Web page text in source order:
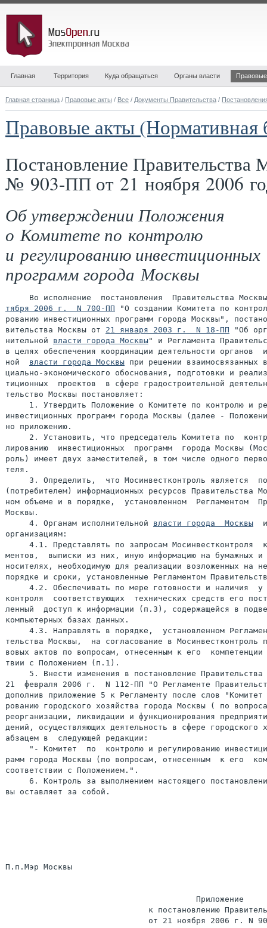
Главная Территория Куда обращаться Органы власти
Главная страница / Правовые акты / Все / Документы Правительства /
Правовые акты (Нормативная
Постановление Правительства
№ 903-ПП от 21 ноября 2006
Об утверждении Положения
о Комитете по контролю
и регулированию инвестиционных
программ города Москвы
Во исполнение  постановления  Правительства
тября 2006 г.  N 700-ПП "О создании Комитета по
рованию инвестиционных программ города Москвы",
вительства Москвы от 21 января 2003 г.  N 18-ПП "Об
нительной власти города Москвы" и Регламента
в целях обеспечения координации деятельности органов
ной власти города Москвы при решении взаимосвязанных
циально-экономического обоснования, подготовки и
тиционных  проектов  в сфере градостроительной
тельство Москвы постановляет:
1. Утвердить Положение о Комитете по контролю и
инвестиционных программ города Москвы (далее -
но приложению.
2. Установить, что председатель Комитета по
лированию  инвестиционных  программ  города Москвы
роль) имеет двух заместителей, в том числе одного
теля.
3. Определить,  что Мосинвестконтроль является
(потребителем) информационных ресурсов Правительства
ном объеме и в порядке,  установленном  Регламентом
Москвы.
     4. Органам исполнительной
власти города  Москвы
организациям:
4.1. Представлять по запросам Мосинвестконтроля
ментов,  выписки из них, иную информацию на бумажных и
носителях, необходимую для реализации возложенных на
порядке и сроки, установленные Регламентом
4.2. Обеспечивать по мере готовности и наличия  у
контроля  соответствующих  технических средств его
ленный  доступ к информации (п.3), содержащейся в
компьютерных базах данных.
4.3. Направлять в порядке,  установленном
тельства Москвы,  на согласование в Мосинвестконтроль
вовых актов по вопросам, отнесенным к его
твии с Положением (п.1).
5. Внести изменения в постановление Правительства
21  февраля 2006 г.  N 112-ПП "О Регламенте
дополнив приложение 5 к Регламенту после слов
рованию городского хозяйства города Москвы ( по
реорганизации, ликвидации и функционирования
дений, осуществляющих деятельность в сфере городского
абзацем в  следующей редакции:
"- Комитет  по  контролю и регулированию
рамм города Москвы (по вопросам, отнесенным  к его
соответствии с Положением.".
6. Контроль за выполнением настоящего
вы оставляет за собой.
П.п.Мэр Москвы
                                        Приложение
к постановлению
от 21 ноября 2006 г. N